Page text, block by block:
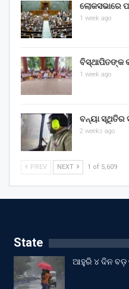
ଲୋକସଭାରେ
1 week ago
ବିସ୍ଥାପିତଙ୍କ
1 week ago
ବନ୍ୟା ସ୍ଥିତିର
2 weeks ago
PREV NEXT 1 of 5,609
State
ଆହୁରି ୪ ଦିନ ବଡ଼